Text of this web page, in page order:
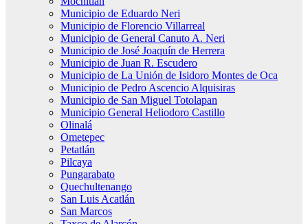
Municipio de Eduardo Neri
Municipio de Florencio Villarreal
Municipio de General Canuto A. Neri
Municipio de José Joaquín de Herrera
Municipio de Juan R. Escudero
Municipio de La Unión de Isidoro Montes de Oca
Municipio de Pedro Ascencio Alquisiras
Municipio de San Miguel Totolapan
Municipio General Heliodoro Castillo
Olinalá
Ometepec
Petatlán
Pilcaya
Pungarabato
Quechultenango
San Luis Acatlán
San Marcos